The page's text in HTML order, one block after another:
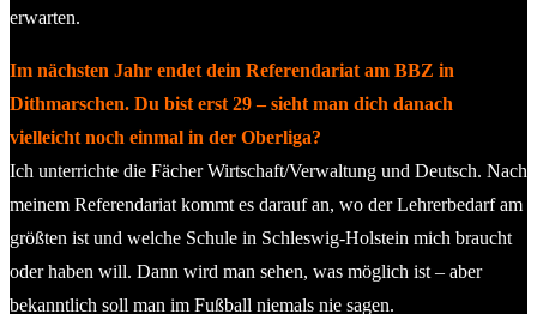
erwarten.
Im nächsten Jahr endet dein Referendariat am BBZ in
Dithmarschen. Du bist erst 29 – sieht man dich danach
vielleicht noch einmal in der Oberliga?
Ich unterrichte die Fächer Wirtschaft/Verwaltung und Deutsch. Nach
meinem Referendariat kommt es darauf an, wo der Lehrerbedarf am
größten ist und welche Schule in Schleswig-Holstein mich braucht
oder haben will. Dann wird man sehen, was möglich ist – aber
bekanntlich soll man im Fußball niemals nie sagen.